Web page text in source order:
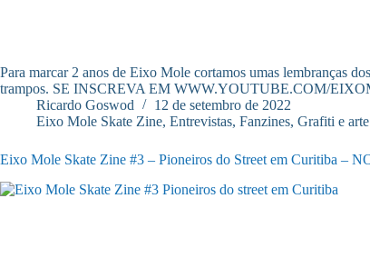
Para marcar 2 anos de Eixo Mole cortamos umas lembranças
trampos. SE INSCREVA EM WWW.YOUTUBE.COM/
Ricardo Goswod
12 de setembro de 2022
Eixo Mole Skate Zine, Entrevistas, Fanzines, Grafiti e
Eixo Mole Skate Zine #3 – Pioneiros do Street em Curitiba –